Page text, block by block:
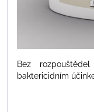
Bez
baktericidním